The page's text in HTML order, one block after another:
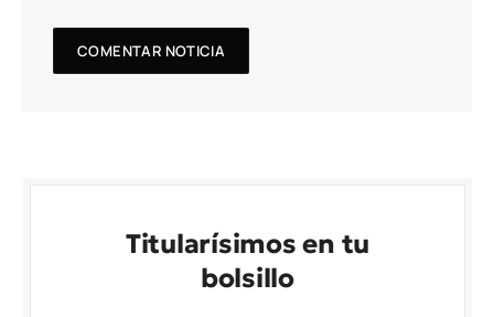
Titularísimos en tu
bolsillo